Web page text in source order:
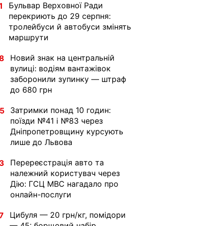
Бульвар Верховної Ради
перекриють до 29 серпня:
тролейбуси й автобуси змінять
маршрути
Новий знак на центральній
вулиці: водіям вантажівок
заборонили зупинку — штраф
до 680 грн
Затримки понад 10 годин:
поїзди №41 і №83 через
Дніпропетровщину курсують
лише до Львова
Перереєстрація авто та
належний користувач через
Дію: ГСЦ МВС нагадало про
онлайн-послуги
Цибуля — 20 грн/кг, помідори